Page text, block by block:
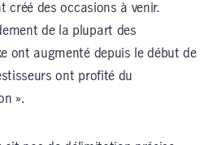
créé des occasions à venir.
de la plupart des
ont augmenté depuis le début de
ont profité du
».